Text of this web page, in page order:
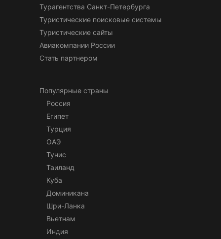
Турагентства Санкт-Петербурга
Туристические поисковые системы
Туристические сайты
Авиакомпании России
Стать партнером
Популярные страны
Россия
Египет
Турция
ОАЭ
Тунис
Таиланд
Куба
Доминикана
Шри-Ланка
Вьетнам
Индия